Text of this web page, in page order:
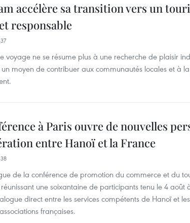
accélère sa transition vers un
responsable
voyage ne se résume plus à une recherche de plaisir
moyen de contribuer aux communautés locales et à
à Paris ouvre de nouvelles
entre Hanoï et la France
de la conférence de promotion du commerce et du
une soixantaine de participants tenu le 4 août
direct entre les services compétents de Hanoï et
françaises.